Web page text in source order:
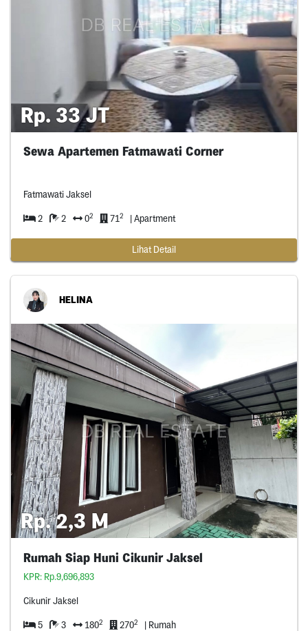
Rp. 33 JT
Sewa Apartemen Fatmawati Corner
Fatmawati Jaksel
2 2 02 712 | Apartment
Lihat Detail
HELINA
Rp. 2,3 M
Rumah Siap Huni Cikunir Jaksel
KPR: Rp.9,696,893
Cikunir Jaksel
5 3 1802 2702 | Rumah